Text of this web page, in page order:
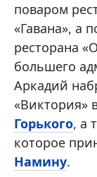
поваром
«Гавана», а
ресторана
большего
Аркадий
«Виктория»
Горького, а
которое
Намину.